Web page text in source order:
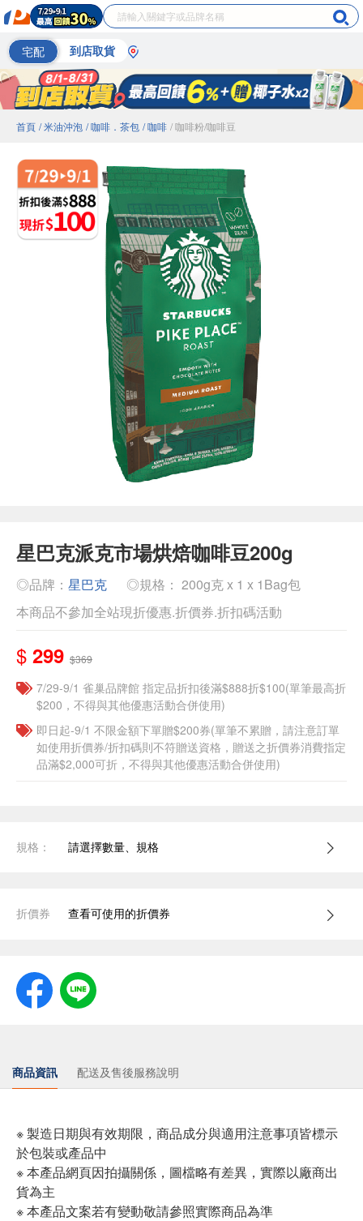
宅配 到店取貨
首頁 / 米油沖泡 / 咖啡．茶包 / 咖啡 / 咖啡粉/咖啡豆
星巴克派克市場烘焙咖啡豆200g
◎品牌： 星巴克
◎規格： 200g克 x 1 x 1Bag包
本商品不參加全站現折優惠.折價券.折扣碼活動
$ 299 $369
7/29-9/1 雀巢品牌館 指定品折扣後滿$888折$100(單筆最高折
$200，不得與其他優惠活動合併使用)
即日起-9/1 不限金額下單贈$200券(單筆不累贈，請注意訂單
如使用折價券/折扣碼則不符贈送資格，贈送之折價券消費指定
品滿$2,000可折，不得與其他優惠活動合併使用)
規格： 請選擇數量、規格
折價券 查看可使用的折價券
商品資訊 配送及售後服務說明
※ 製造日期與有效期限，商品成分與適用注意事項皆標示
於包裝或產品中
※ 本產品網頁因拍攝關係，圖檔略有差異，實際以廠商出
貨為主
※ 本產品文案若有變動敬請參照實際商品為準